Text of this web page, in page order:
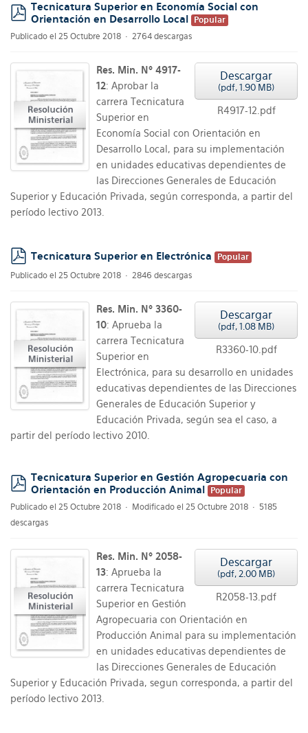
pdf
Tecnicatura Superior en Economía Social con
Orientación en Desarrollo Local
Popular
Publicado el 25 Octubre 2018
2764 descargas
Descargar
(pdf, 1.90 MB)
R4917-12.pdf
Res. Min. Nº 4917-
12: Aprobar la
carrera Tecnicatura
Superior en
Economía Social con Orientación en
Desarrollo Local, para su implementación
en unidades educativas dependientes de
las Direcciones Generales de Educación
Superior y Educación Privada, según corresponda, a partir del
período lectivo 2013.
pdf
Tecnicatura Superior en Electrónica
Popular
Publicado el 25 Octubre 2018
2846 descargas
Descargar
(pdf, 1.08 MB)
R3360-10.pdf
Res. Min. Nº 3360-
10: Aprueba la
carrera Tecnicatura
Superior en
Electrónica, para su desarrollo en unidades
educativas dependientes de las Direcciones
Generales de Educación Superior y
Educación Privada, según sea el caso, a
partir del período lectivo 2010.
pdf
Tecnicatura Superior en Gestión Agropecuaria con
Orientación en Producción Animal
Popular
Publicado el 25 Octubre 2018
Modificado el 25 Octubre 2018
5185
descargas
Descargar
(pdf, 2.00 MB)
R2058-13.pdf
Res. Min. Nº 2058-
13: Aprueba la
carrera Tecnicatura
Superior en Gestión
Agropecuaria con Orientación en
Producción Animal para su implementación
en unidades educativas dependientes de
las Direcciones Generales de Educación
Superior y Educación Privada, segun corresponda, a partir del
período lectivo 2013.